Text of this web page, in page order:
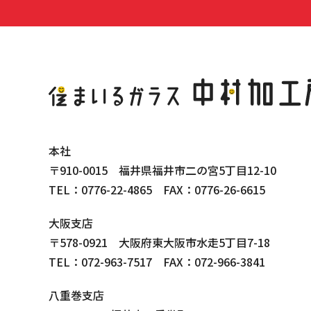
本社
〒910-0015 福井県福井市二の宮5丁目12-10
TEL：0776-22-4865 FAX：0776-26-6615
大阪支店
〒578-0921 大阪府東大阪市水走5丁目7-18
TEL：072-963-7517 FAX：072-966-3841
八重巻支店